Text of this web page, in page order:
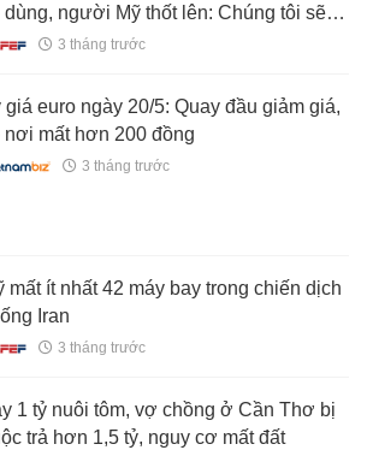
dùng, người Mỹ thốt lên: Chúng tôi sẽ
mua hàng Mỹ nữa
3 tháng trước
giá euro ngày 20/5: Quay đầu giảm giá,
nơi mất hơn 200 đồng
3 tháng trước
mất ít nhất 42 máy bay trong chiến dịch
Iran
3 tháng trước
1 tỷ nuôi tôm, vợ chồng ở Cần Thơ bị
trả hơn 1,5 tỷ, nguy cơ mất đất